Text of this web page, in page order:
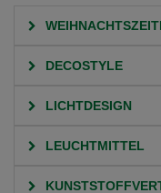
DECOSTYLE
LICHTDESIGN
LEUCHTMITTEL